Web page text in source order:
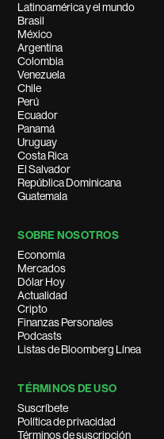
Latinoamérica y el mundo
Brasil
México
Argentina
Colombia
Venezuela
Chile
Perú
Ecuador
Panamá
Uruguay
Costa Rica
El Salvador
República Dominicana
Guatemala
SOBRE NOSOTROS
Economía
Mercados
Dólar Hoy
Actualidad
Cripto
Finanzas Personales
Podcasts
Listas de Bloomberg Línea
TÉRMINOS DE USO
Suscríbete
Política de privacidad
Términos de suscripción